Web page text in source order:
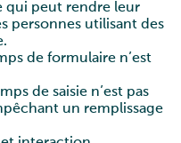
qui peut rendre leur
personnes utilisant des
de formulaire n’est
de saisie n’est pas
un remplissage